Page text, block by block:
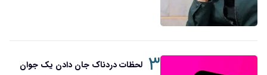
۳ لحظات دردناک جان دادن یک جوان